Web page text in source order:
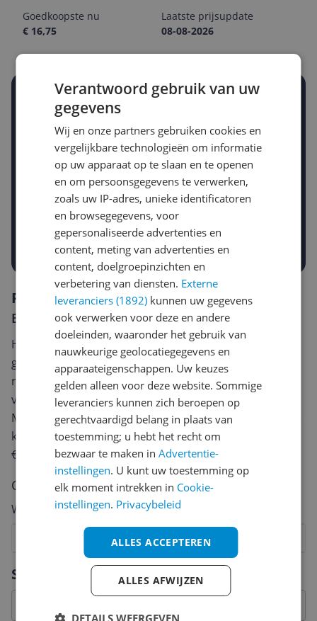
Goedkoopste nu
€ 16,75
Laatste prijsupdate
08-08-2026
Stel een alert in en mis geen prijsdaling
Krijg een seintje zodra de prijs zakt
Jouw e-mailadres
Gewenste daling of bedrag
-5% -10% -15%
Gewenste prijs
Prijsalert aanzetten
Specificaties
Reviews
Er zijn nog geen reviews geschreven
Heb jij dit product in bezit en wil je graag je mening
geven? Start dan hieronder met het schrijven van je
review. Afhankelijk van de details duurt het schrijven
van een review gemiddeld tussen de 3 en 10 minuten.
Met jouw mening help je andere bezoekers een betere
keuze te maken én maak je iedere maand kans op
€250,-!
Klik hier voor de actievoorwaarden.
Cijfer
Welk cijfer geef jij dit product?
7
6
5
4
Vraag 1 van 4
Verantwoord gebruik van uw
gegevens
Wij en onze partners gebruiken cookies en
vergelijkbare technologieën om informatie
op uw apparaat op te slaan en te openen
en om persoonsgegevens te verwerken,
zoals uw IP-adres, unieke identificatoren
en browsegegevens, voor
gepersonaliseerde advertenties en
content, meting van advertenties en
content, doelgroepinzichten en
verbetering van diensten. Externe
leveranciers (1892) kunnen uw gegevens
ook verwerken voor deze en andere
doeleinden, waaronder het gebruik van
nauwkeurige geolocatiegegevens en
apparaateigenschappen. Uw keuzes
gelden alleen voor deze website. Sommige
leveranciers kunnen zich beroepen op
gerechtvaardigd belang in plaats van
toestemming; u hebt het recht om
bezwaar te maken inAdvertentie-
instellingen. U kunt uw toestemming op
elk moment intrekken in Cookie-
instellingen. Privacybeleid
ALLES ACCEPTEREN
ALLES AFWIJZEN
DETAILS WEERGEVEN